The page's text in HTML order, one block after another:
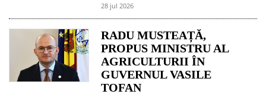
28 jul 2026
RADU MUSTEAȚĂ,
PROPUS MINISTRU AL
AGRICULTURII ÎN
GUVERNUL VASILE
TOFAN